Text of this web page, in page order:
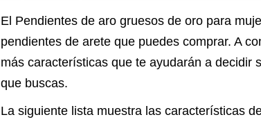
El Pendientes de aro gruesos de oro para
pendientes de arete que puedes comprar. A
más características que te ayudarán a decidir
que buscas.
La siguiente lista muestra las características